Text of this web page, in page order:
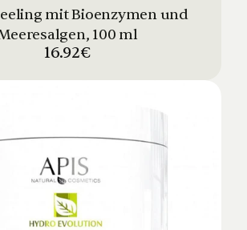
mit Bioenzymen und
100 ml
16.92€